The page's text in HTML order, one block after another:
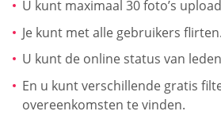
U kunt maximaal 30 foto’s
Je kunt met alle gebruikers flirten.
U kunt de online status van
En u kunt verschillende gratis
overeenkomsten te vinden.